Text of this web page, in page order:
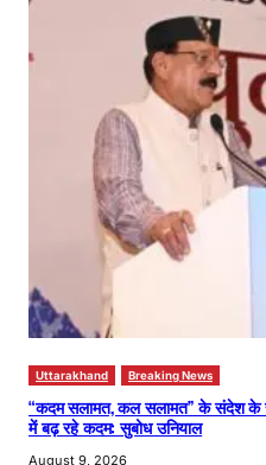
Uttarakhand Breaking News
“कदम सलामत, कल सलामत” के संदेश के
में बढ़ रहे कदम: सुबोध उनियाल
August 9, 2026